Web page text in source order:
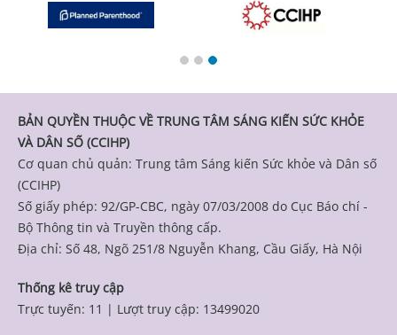
BẢN QUYỀN THUỘC VỀ TRUNG TÂM SÁNG KIẾN SỨC KHỎE
VÀ DÂN SỐ (CCIHP)
Cơ quan chủ quản: Trung tâm Sáng kiến Sức khỏe và Dân số
(CCIHP)
Số giấy phép: 92/GP-CBC, ngày 07/03/2008 do Cục Báo chí -
Bộ Thông tin và Truyền thông cấp.
Địa chỉ: Số 48, Ngõ 251/8 Nguyễn Khang, Cầu Giấy, Hà Nội
Thống kê truy cập
Trực tuyến: 11 | Lượt truy cập: 13499020